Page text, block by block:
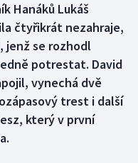
Hanáků Lukáš
čtyřikrát nezahraje,
jenž se rozhodl
potrestat. David
vynechá dvě
trest i další
který v první